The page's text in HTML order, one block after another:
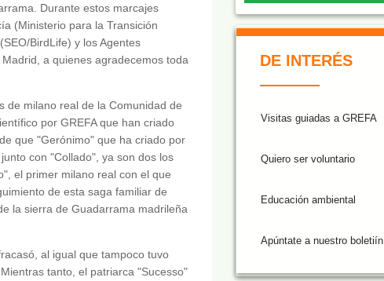
Durante estos marcajes
(Ministerio para la Transición
BirdLife) y los Agentes
a quienes agradecemos toda
de milano real de la Comunidad de
por GREFA que han criado
que "Gerónimo" que ha criado por
con "Collado", ya son dos los
el primer milano real con el que
de esta saga familiar de
la sierra de Guadarrama madrileña
al igual que tampoco tuvo
tanto, el patriarca "Sucesso"
DE INTERÉS
Visitas guiadas a GREFA
Quiero ser voluntario
Educación ambiental
Apúntate a nuestro boletiín